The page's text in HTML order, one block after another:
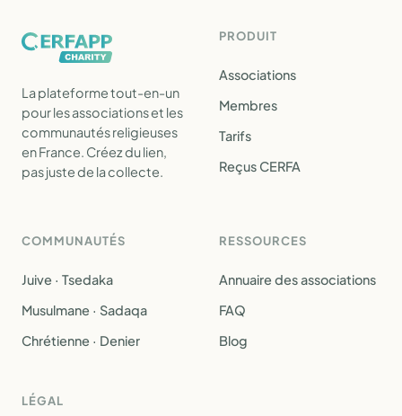
La plateforme tout-en-un
pour les associations et les
communautés religieuses
en France. Créez du lien,
pas juste de la collecte.
PRODUIT
Associations
Membres
Tarifs
Reçus CERFA
COMMUNAUTÉS
Juive · Tsedaka
Musulmane · Sadaqa
Chrétienne · Denier
RESSOURCES
Annuaire des associations
FAQ
Blog
LÉGAL